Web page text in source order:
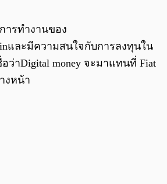
ารทำงานของ
และมีความสนใจกับการลงทุนใน
ว่าDigital money จะมาแทนที่ Fiat
งหน้า